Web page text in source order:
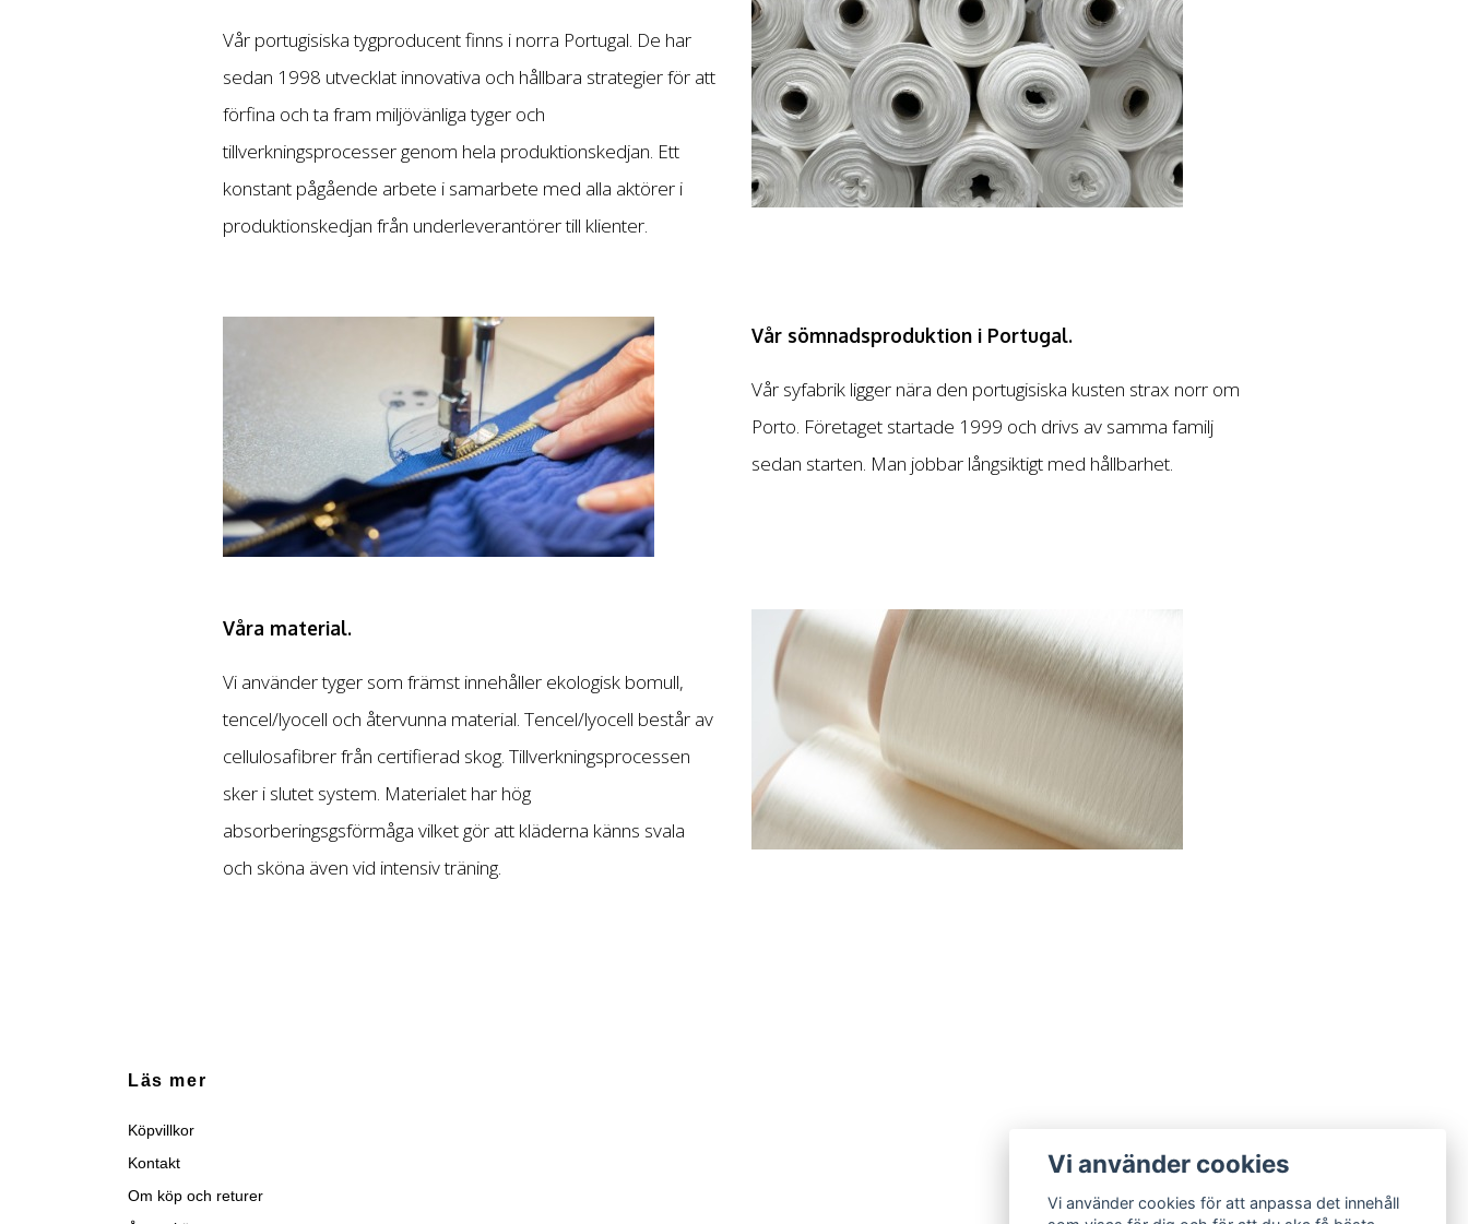
Vår portugisiska tygproducent finns i norra Portugal. De har
sedan 1998 utvecklat innovativa och hållbara strategier för att
förfina och ta fram miljövänliga tyger och
tillverkningsprocesser genom hela produktionskedjan. Ett
konstant pågående arbete i samarbete med alla aktörer i
produktionskedjan från underleverantörer till klienter.
Vår sömnadsproduktion i Portugal.
Vår syfabrik ligger nära den portugisiska kusten strax norr om
Porto. Företaget startade 1999 och drivs av samma familj
sedan starten. Man jobbar långsiktigt med hållbarhet.
Våra material.
Vi använder tyger som främst innehåller ekologisk bomull,
tencel/lyocell och återvunna material. Tencel/lyocell består av
cellulosafibrer från certifierad skog. Tillverkningsprocessen
sker i slutet system. Materialet har hög
absorberingsgsförmåga vilket gör att kläderna känns svala
och sköna även vid intensiv träning.
Läs mer
Köpvillkor
Kontakt
Om köp och returer
Vi använder cookies
Vi använder cookies för att anpassa det innehåll